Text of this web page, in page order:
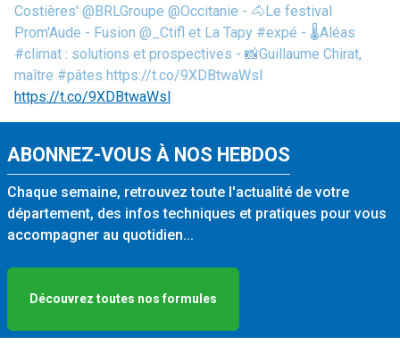
Costières' @BRLGroupe @Occitanie - 🐴Le festival
Prom'Aude - Fusion @_Ctifl et La Tapy #expé - 🌡️Aléas
#climat : solutions et prospectives - 📸Guillaume Chirat,
maître #pâtes https://t.co/9XDBtwaWsl
https://t.co/9XDBtwaWsl
ABONNEZ-VOUS À NOS HEBDOS
Chaque semaine, retrouvez toute l'actualité de votre
département, des infos techniques et pratiques pour vous
accompagner au quotidien...
Découvrez toutes nos formules